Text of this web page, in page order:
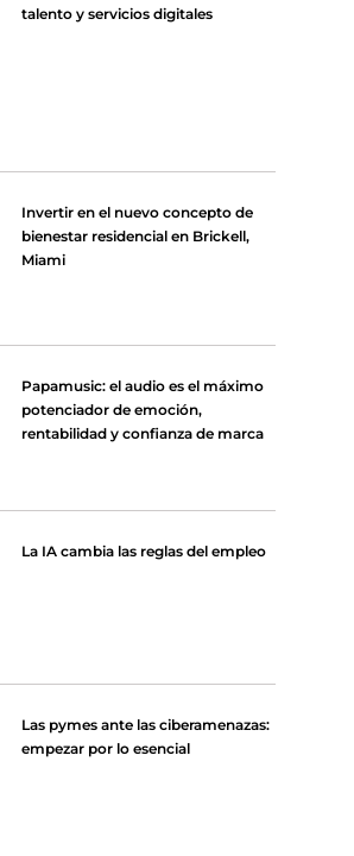
talento y servicios digitales
Invertir en el nuevo concepto de
bienestar residencial en Brickell,
Miami
Papamusic: el audio es el máximo
potenciador de emoción,
rentabilidad y confianza de marca
La IA cambia las reglas del empleo
Las pymes ante las ciberamenazas:
empezar por lo esencial